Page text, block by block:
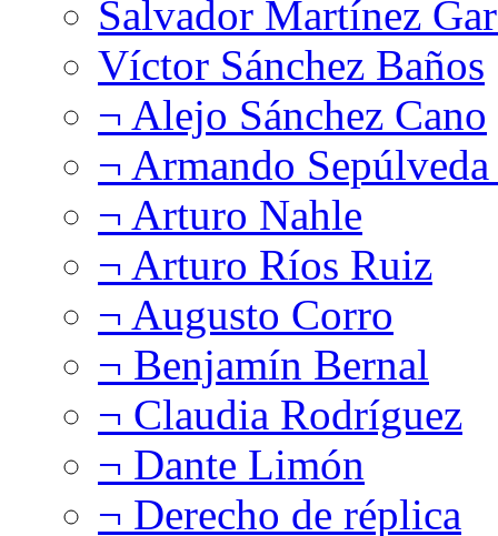
Salvador Martínez
Víctor Sánchez Baños
¬ Alejo Sánchez Cano
¬ Armando
¬ Arturo Nahle
¬ Arturo Ríos Ruiz
¬ Augusto Corro
¬ Benjamín Bernal
¬ Claudia Rodríguez
¬ Dante Limón
¬ Derecho de réplica